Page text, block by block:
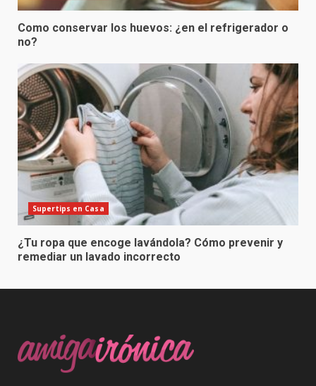
Como conservar los huevos: ¿en el refrigerador o
no?
Supertips en Casa
¿Tu ropa que encoge lavándola? Cómo prevenir y
remediar un lavado incorrecto